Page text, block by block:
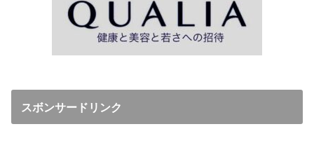
スボンサードリンク